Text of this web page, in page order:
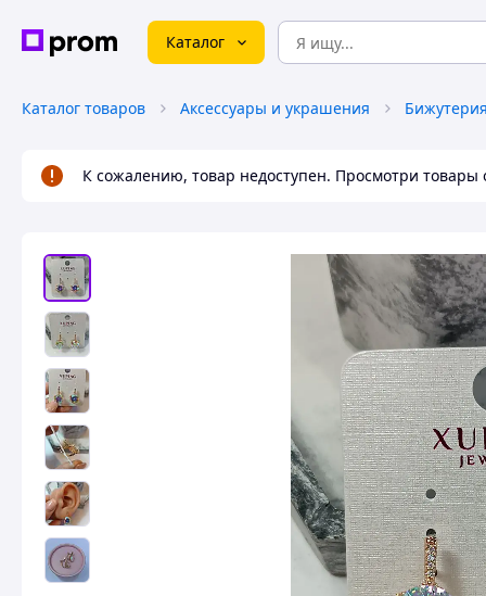
Каталог
Каталог товаров Аксессуары и украшения Бижутерия
К сожалению, товар недоступен. Просмотри товары